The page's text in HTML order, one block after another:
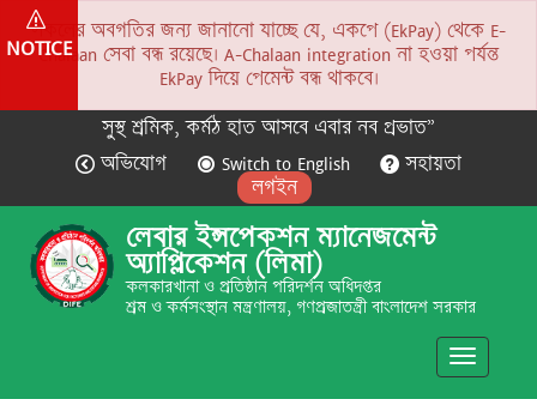
NOTICE
সকলের অবগতির জন্য জানানো যাচ্ছে যে, একপে (EkPay) থেকে E-
Chalaan সেবা বন্ধ রয়েছে। A-Chalaan integration না হওয়া পর্যন্ত
EkPay দিয়ে পেমেন্ট বন্ধ থাকবে।
সুস্থ শ্রমিক, কর্মঠ হাত আসবে এবার নব প্রভাত”
অভিযোগ
Switch to English
সহায়তা
লগইন
লেবার ইন্সপেকশন ম্যানেজমেন্ট
অ্যাপ্লিকেশন (লিমা)
কলকারখানা ও প্রতিষ্ঠান পরিদর্শন অধিদপ্তর
শ্রম ও কর্মসংস্থান মন্ত্রণালয়, গণপ্রজাতন্ত্রী বাংলাদেশ সরকার
Toggle